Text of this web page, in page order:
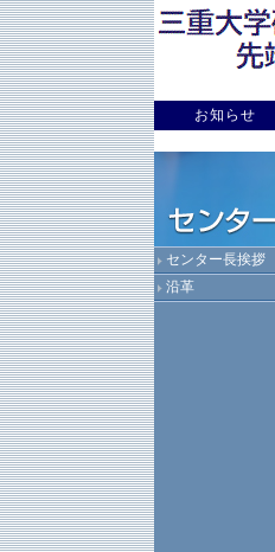
お知らせ
センター長挨拶
沿革